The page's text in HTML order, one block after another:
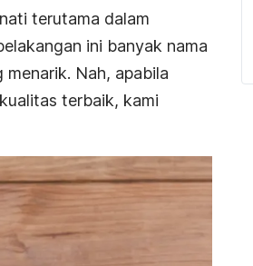
terutama dalam
ini banyak nama
Nah, apabila
terbaik, kami